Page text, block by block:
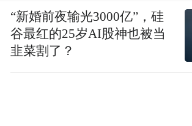
“新婚前夜输光3000亿”，硅
谷最红的25岁AI股神也被当
韭菜割了？